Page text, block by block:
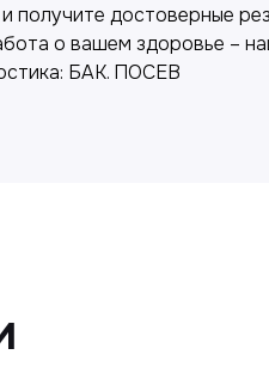
получите достоверные
о вашем здоровье –
БАК. ПОСЕВ